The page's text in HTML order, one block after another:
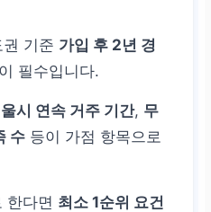
기준 가입 후 2년 경
이 필수입니다.
시 연속 거주 기간, 무
수 등이 가점 항목으로
한다면 최소 1순위 요건